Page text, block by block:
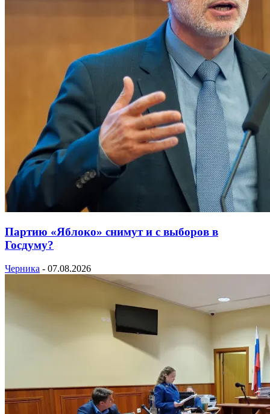
Партию «Яблоко» снимут и с выборов в
Госдуму?
Черника - 07.08.2026